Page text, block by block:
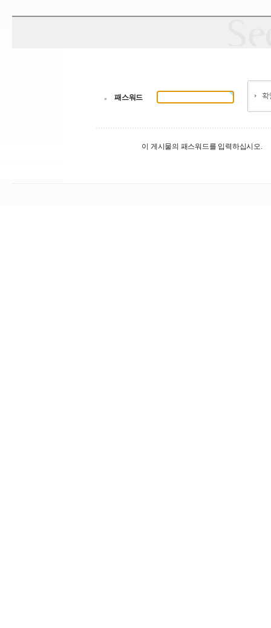
패스워드
이 게시물의 패스워드를 입력하십시오.